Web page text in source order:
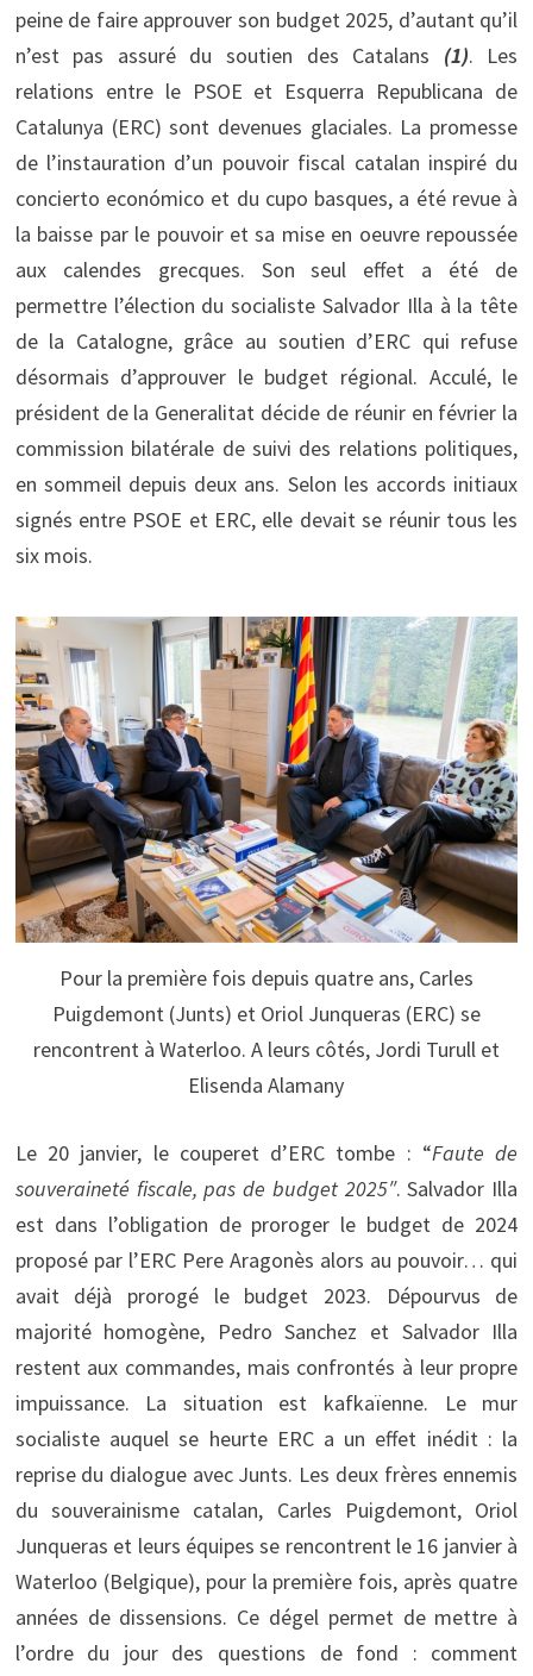
peine de faire approuver son budget 2025, d’autant qu’il
n’est pas assuré du soutien des Catalans (1). Les
relations entre le PSOE et Esquerra Republicana de
Catalunya (ERC) sont devenues glaciales. La promesse
de l’instauration d’un pouvoir fiscal catalan inspiré du
concierto económico et du cupo basques, a été revue à
la baisse par le pouvoir et sa mise en oeuvre repoussée
aux calendes grecques. Son seul effet a été de
permettre l’élection du socialiste Salvador Illa à la tête
de la Catalogne, grâce au soutien d’ERC qui refuse
désormais d’approuver le budget régional. Acculé, le
président de la Generalitat décide de réunir en février la
commission bilatérale de suivi des relations politiques,
en sommeil depuis deux ans. Selon les accords initiaux
signés entre PSOE et ERC, elle devait se réunir tous les
six mois.
Pour la première fois depuis quatre ans, Carles
Puigdemont (Junts) et Oriol Junqueras (ERC) se
rencontrent à Waterloo. A leurs côtés, Jordi Turull et
Elisenda Alamany
Le 20 janvier, le couperet d’ERC tombe : “Faute de
souveraineté fiscale, pas de budget 2025″. Salvador Illa
est dans l’obligation de proroger le budget de 2024
proposé par l’ERC Pere Aragonès alors au pouvoir… qui
avait déjà prorogé le budget 2023. Dépourvus de
majorité homogène, Pedro Sanchez et Salvador Illa
restent aux commandes, mais confrontés à leur propre
impuissance. La situation est kafkaïenne. Le mur
socialiste auquel se heurte ERC a un effet inédit : la
reprise du dialogue avec Junts. Les deux frères ennemis
du souverainisme catalan, Carles Puigdemont, Oriol
Junqueras et leurs équipes se rencontrent le 16 janvier à
Waterloo (Belgique), pour la première fois, après quatre
années de dissensions. Ce dégel permet de mettre à
l’ordre du jour des questions de fond : comment